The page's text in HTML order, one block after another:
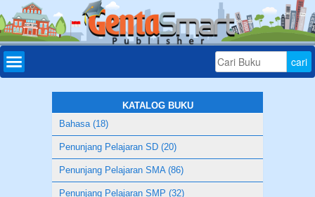
Daftar
Bonus
Aplikasi
Download
KATALOG BUKU
Bahasa (18)
Penunjang Pelajaran SD (20)
Penunjang Pelajaran SMA (86)
Penunjang Pelajaran SMP (32)